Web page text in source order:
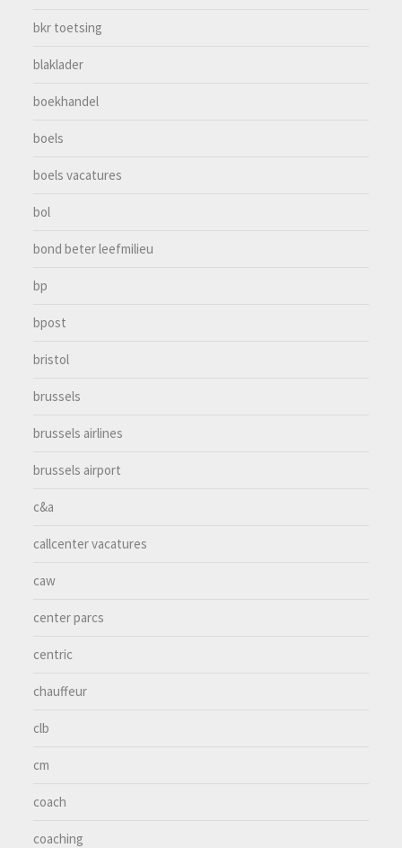
bkr toetsing
blaklader
boekhandel
boels
boels vacatures
bol
bond beter leefmilieu
bp
bpost
bristol
brussels
brussels airlines
brussels airport
c&a
callcenter vacatures
caw
center parcs
centric
chauffeur
clb
cm
coach
coaching